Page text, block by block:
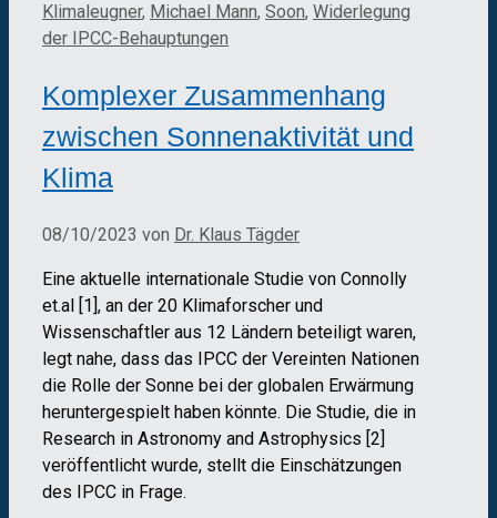
Klimaleugner, Michael Mann, Soon, Widerlegung
der IPCC-Behauptungen
Komplexer Zusammenhang
zwischen Sonnenaktivität und
Klima
08/10/2023 von Dr. Klaus Tägder
Eine aktuelle internationale Studie von Connolly
et.al [1], an der 20 Klimaforscher und
Wissenschaftler aus 12 Ländern beteiligt waren,
legt nahe, dass das IPCC der Vereinten Nationen
die Rolle der Sonne bei der globalen Erwärmung
heruntergespielt haben könnte. Die Studie, die in
Research in Astronomy and Astrophysics [2]
veröffentlicht wurde, stellt die Einschätzungen
des IPCC in Frage.